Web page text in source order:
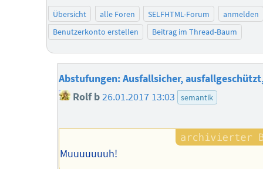
Übersicht alle Foren SELFHTML-Forum
anmelden
Benutzerkonto erstellen
Beitrag im Thread-Baum
Abstufungen: Ausfallsicher,
Rolf b 26.01.2017 13:03 semantik
Muuuuuuuh!